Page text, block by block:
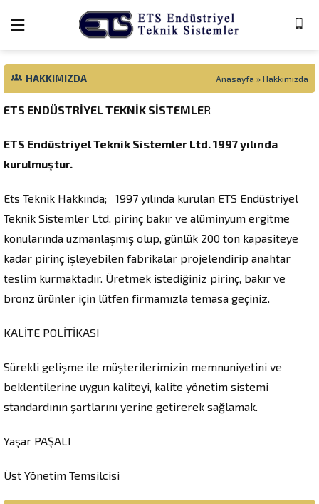
HAKKIMIZDA Anasayfa » Hakkımızda
ETS ENDÜSTRİYEL TEKNİK SİSTEMLER
ETS Endüstriyel Teknik Sistemler Ltd. 1997 yılında
kurulmuştur.
Ets Teknik Hakkında; 1997 yılında kurulan ETS Endüstriyel
Teknik Sistemler Ltd. pirinç bakır ve alüminyum ergitme
konularında uzmanlaşmış olup, günlük 200 ton kapasiteye
kadar pirinç işleyebilen fabrikalar projelendirip anahtar
teslim kurmaktadır. Üretmek istediğiniz pirinç, bakır ve
bronz ürünler için lütfen firmamızla temasa geçiniz.
KALİTE POLİTİKASI
Sürekli gelişme ile müşterilerimizin memnuniyetini ve
beklentilerine uygun kaliteyi, kalite yönetim sistemi
standardının şartlarını yerine getirerek sağlamak.
Yaşar PAŞALI
Üst Yönetim Temsilcisi